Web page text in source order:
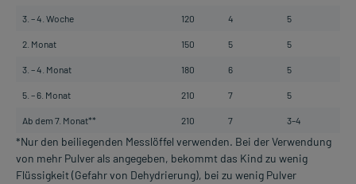
3. – 4. Woche 120 4 5
2. Monat 150 5 5
3. – 4. Monat 180 6 5
5. – 6. Monat 210 7 5
Ab dem 7. Monat** 210 7 3–4
*Nur den beiliegenden Messlöffel verwenden. Bei der Verwendung
von mehr Pulver als angegeben, bekommt das Kind zu wenig
Flüssigkeit (Gefahr von Dehydrierung), bei zu wenig Pulver